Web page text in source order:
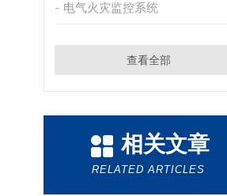
电气火灾监控系统
查看全部
相关文章
RELATED ARTICLES